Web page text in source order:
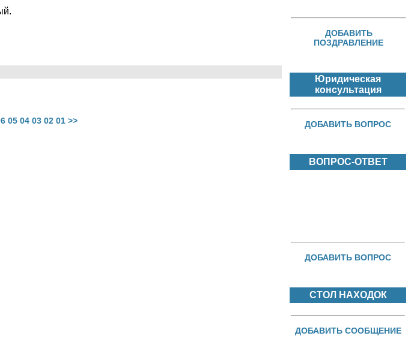
05 04 03 02 01 >>
ДОБАВИТЬ
ПОЗДРАВЛЕНИЕ
Юридическая
консультация
ДОБАВИТЬ ВОПРОС
ВОПРОС-ОТВЕТ
ДОБАВИТЬ ВОПРОС
СТОЛ НАХОДОК
ДОБАВИТЬ СООБЩЕНИЕ